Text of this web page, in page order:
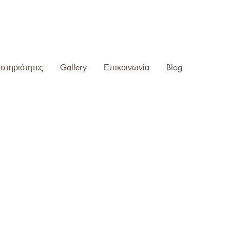
Gallery Επικοινωνία Blog